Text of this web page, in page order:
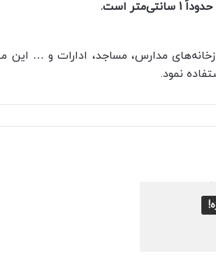
مدارس، مساجد، ادارات و … این
نمود.